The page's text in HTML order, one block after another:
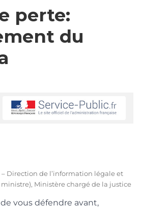
perte:
du
– Direction de l’information légale et
Ministère chargé de la justice
de vous défendre avant,